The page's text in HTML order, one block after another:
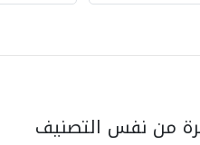
من نفس التصنيف